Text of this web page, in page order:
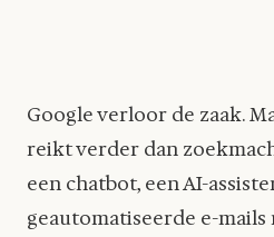
Google verloor de zaak.
reikt verder dan
een chatbot, een AI-
geautomatiseerde e-